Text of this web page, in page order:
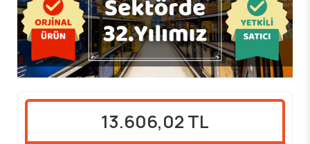
13.606,02 TL